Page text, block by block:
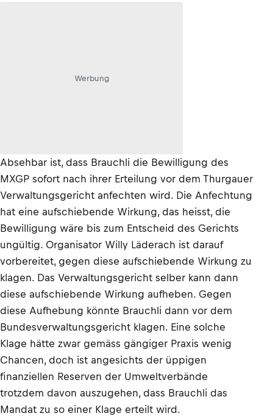
Werbung
Absehbar ist, dass Brauchli die Bewilligung des
MXGP sofort nach ihrer Erteilung vor dem Thurgauer
Verwaltungsgericht anfechten wird. Die Anfechtung
hat eine aufschiebende Wirkung, das heisst, die
Bewilligung wäre bis zum Entscheid des Gerichts
ungültig. Organisator Willy Läderach ist darauf
vorbereitet, gegen diese aufschiebende Wirkung zu
klagen. Das Verwaltungsgericht selber kann dann
diese aufschiebende Wirkung aufheben. Gegen
diese Aufhebung könnte Brauchli dann vor dem
Bundesverwaltungsgericht klagen. Eine solche
Klage hätte zwar gemäss gängiger Praxis wenig
Chancen, doch ist angesichts der üppigen
finanziellen Reserven der Umweltverbände
trotzdem davon auszugehen, dass Brauchli das
Mandat zu so einer Klage erteilt wird.